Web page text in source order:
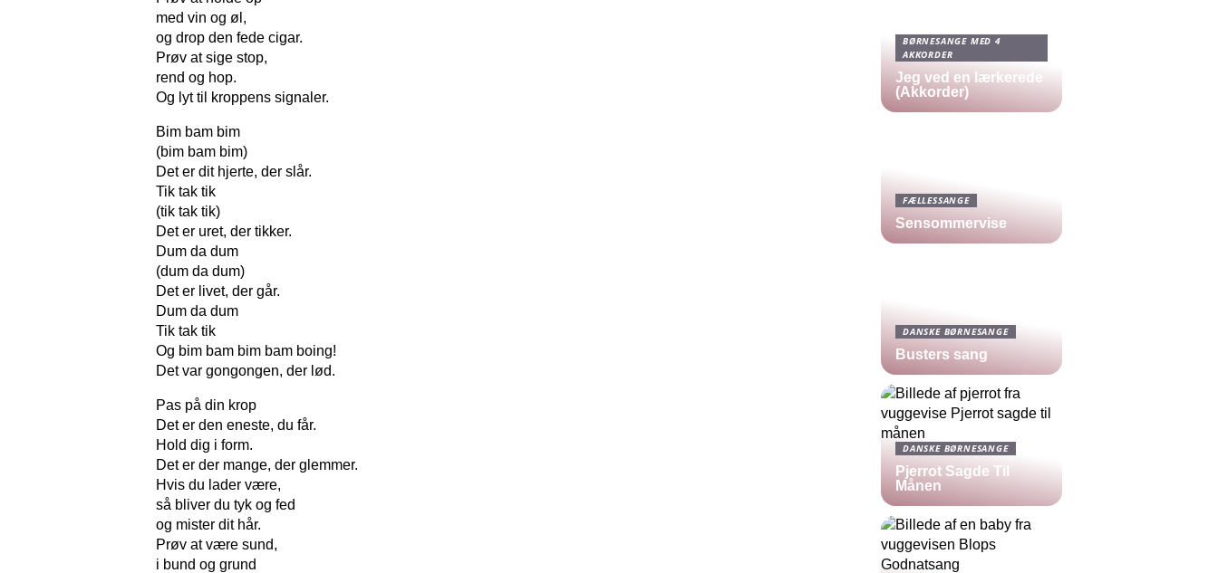
med vin og øl,
og drop den fede cigar.
Prøv at sige stop,
rend og hop.
Og lyt til kroppens signaler.
Bim bam bim
(bim bam bim)
Det er dit hjerte, der slår.
Tik tak tik
(tik tak tik)
Det er uret, der tikker.
Dum da dum
(dum da dum)
Det er livet, der går.
Dum da dum
Tik tak tik
Og bim bam bim bam boing!
Det var gongongen, der lød.
Pas på din krop
Det er den eneste, du får.
Hold dig i form.
Det er der mange, der glemmer.
Hvis du lader være,
så bliver du tyk og fed
og mister dit hår.
Prøv at være sund,
i bund og grund
BØRNESANGE MED 4
AKKORDER
Jeg ved en lærkerede
(Akkorder)
FÆLLESSANGE
Sensommervise
DANSKE BØRNESANGE
Busters sang
DANSKE BØRNESANGE
Pjerrot Sagde Til
Månen